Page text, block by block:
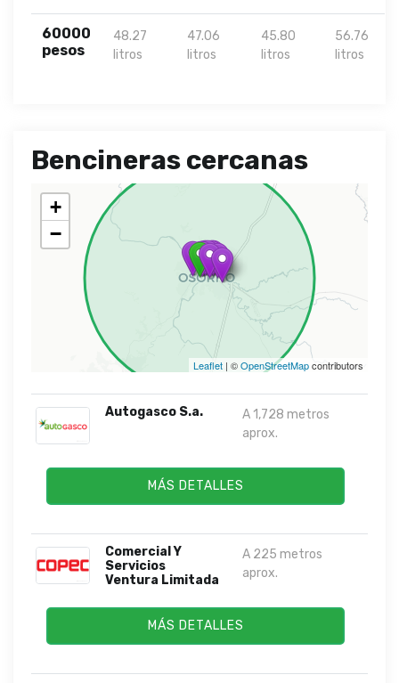
60000
pesos
48.27
litros
47.06
litros
45.80
litros
56.76
litros
Bencineras cercanas
+
−
Leaflet | ©OpenStreetMapcontributors
Autogasco S.a.
A 1,728 metros
aprox.
MÁS DETALLES
Comercial Y
Servicios
Ventura Limitada
A 225 metros
aprox.
MÁS DETALLES